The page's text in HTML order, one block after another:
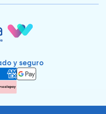
y seguro